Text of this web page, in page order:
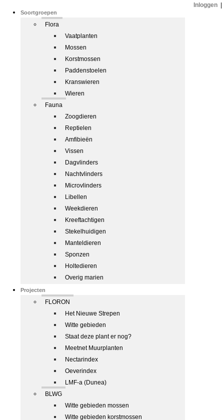
Soortgroepen
Flora
Vaatplanten
Mossen
Korstmossen
Paddenstoelen
Kranswieren
Wieren
Fauna
Zoogdieren
Reptielen
Amfibieën
Vissen
Dagvlinders
Nachtvlinders
Microvlinders
Libellen
Weekdieren
Kreeftachtigen
Stekelhuidigen
Manteldieren
Sponzen
Holtedieren
Overig marien
Projecten
FLORON
Het Nieuwe Strepen
Witte gebieden
Staat deze plant er nog?
Meetnet Muurplanten
Nectarindex
Oeverindex
LMF-a (Dunea)
BLWG
Witte gebieden mossen
Witte gebieden korstmossen
Inloggen